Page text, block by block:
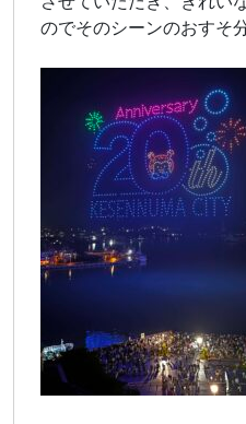
のでそのシーンのおすそ